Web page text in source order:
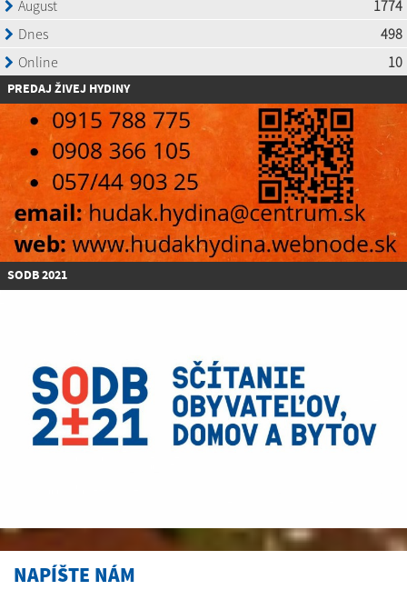
PREDAJ ŽIVEJ HYDINY
SODB 2021
NAPÍŠTE NÁM